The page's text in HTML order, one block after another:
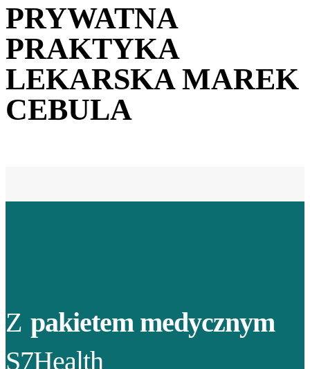
PRYWATNA
PRAKTYKA
LEKARSKA MAREK
CEBULA
Z pakietem medycznym
S7Health